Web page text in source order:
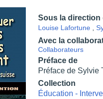
Sous la direction
Louise Lafortune
Avec la
Collaborateurs
Préface de
Préface de Sylvie
Collection
Éducation -